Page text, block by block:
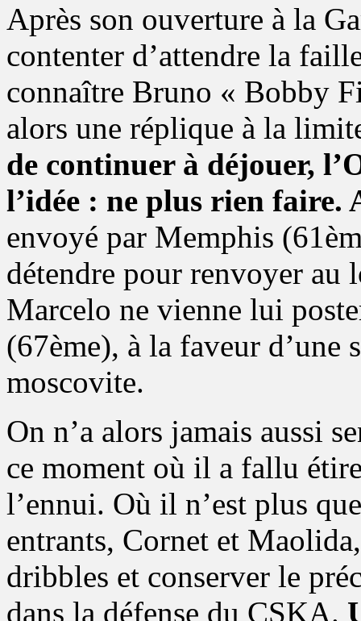
Après son ouverture à la
contenter d’attendre la
connaître Bruno « Bobby
alors une réplique à la
de continuer à déjouer,
l’idée : ne plus rien faire.
envoyé par Memphis
détendre pour renvoyer au
Marcelo ne vienne lui
(67ème), à la faveur d’une
moscovite.
On n’a alors jamais aussi
ce moment où il a fallu
l’ennui. Où il n’est plus
entrants, Cornet et
dribbles et conserver le
dans la défense du CSKA.